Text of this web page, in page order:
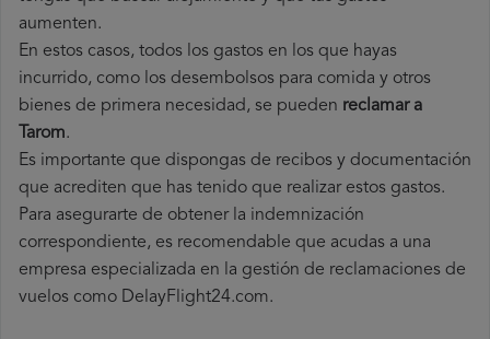
aumenten.
En estos casos, todos los gastos en los que hayas
incurrido, como los desembolsos para comida y otros
bienes de primera necesidad, se pueden reclamar a
Tarom.
Es importante que dispongas de recibos y documentación
que acrediten que has tenido que realizar estos gastos.
Para asegurarte de obtener la indemnización
correspondiente, es recomendable que acudas a una
empresa especializada en la gestión de reclamaciones de
vuelos como DelayFlight24.com.